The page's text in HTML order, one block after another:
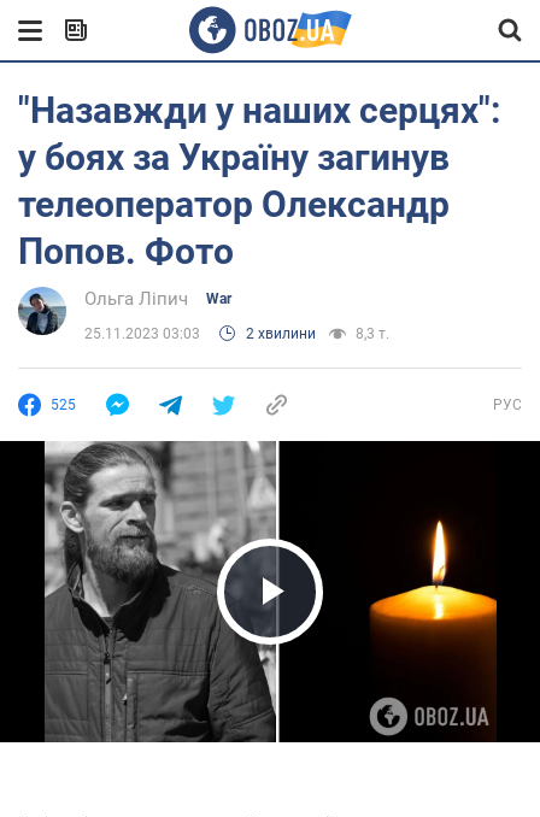
"Назавжди у наших серцях":
у боях за Україну загинув
телеоператор Олександр
Попов. Фото
Ольга Ліпич War
25.11.2023 03:03 2 хвилини 8,3 т.
525 РУС
Play Video